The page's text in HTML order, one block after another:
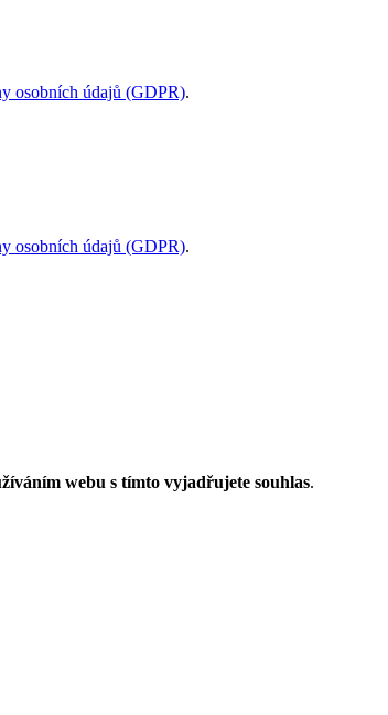
osobních údajů (GDPR).
osobních údajů (GDPR).
webu s tímto vyjadřujete souhlas.